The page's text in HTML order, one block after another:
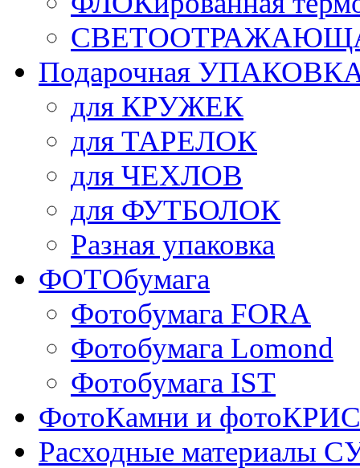
Подарочная
для КРУЖЕК
для ТАРЕЛОК
для ЧЕХЛОВ
для ФУТБОЛОК
Разная упаковка
ФОТОбумага
Фотобумага FORA
Фотобумага Lomond
Фотобумага IST
ФотоКамни и
Расходные